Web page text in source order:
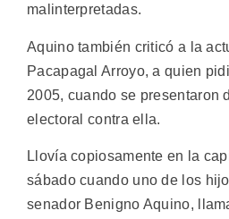
malinterpretadas.
Aquino también criticó a la
Pacapagal Arroyo, a quien
2005, cuando se presentaron
electoral contra ella.
Llovía copiosamente en la
sábado cuando uno de los
senador Benigno Aquino,